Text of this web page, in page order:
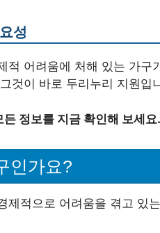
성
적 어려움에 처해 있는 가
것이 바로 두리누리 지원입
정보를 지금 확인해 보세요.
인가요?
제적으로 어려움을 겪고 있